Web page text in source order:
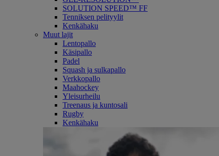
SOLUTION SPEED™ FF
Tenniksen pelityylit
Kenkähaku
Muut lajit
Lentopallo
Käsipallo
Padel
Squash ja sulkapallo
Verkkopallo
Maahockey
Yleisurheilu
Treenaus ja kuntosali
Rugby
Kenkähaku